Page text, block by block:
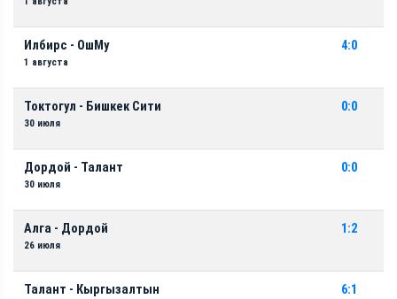
Илбирс - ОшМу
1 августа
4:0
Токтогул - Бишкек Сити
30 июля
0:0
Дордой - Талант
30 июля
0:0
Алга - Дордой
26 июля
1:2
Талант - Кыргызалтын 6:1